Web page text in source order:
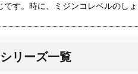
す。時に、ミジンコレベルの
リーズ一覧